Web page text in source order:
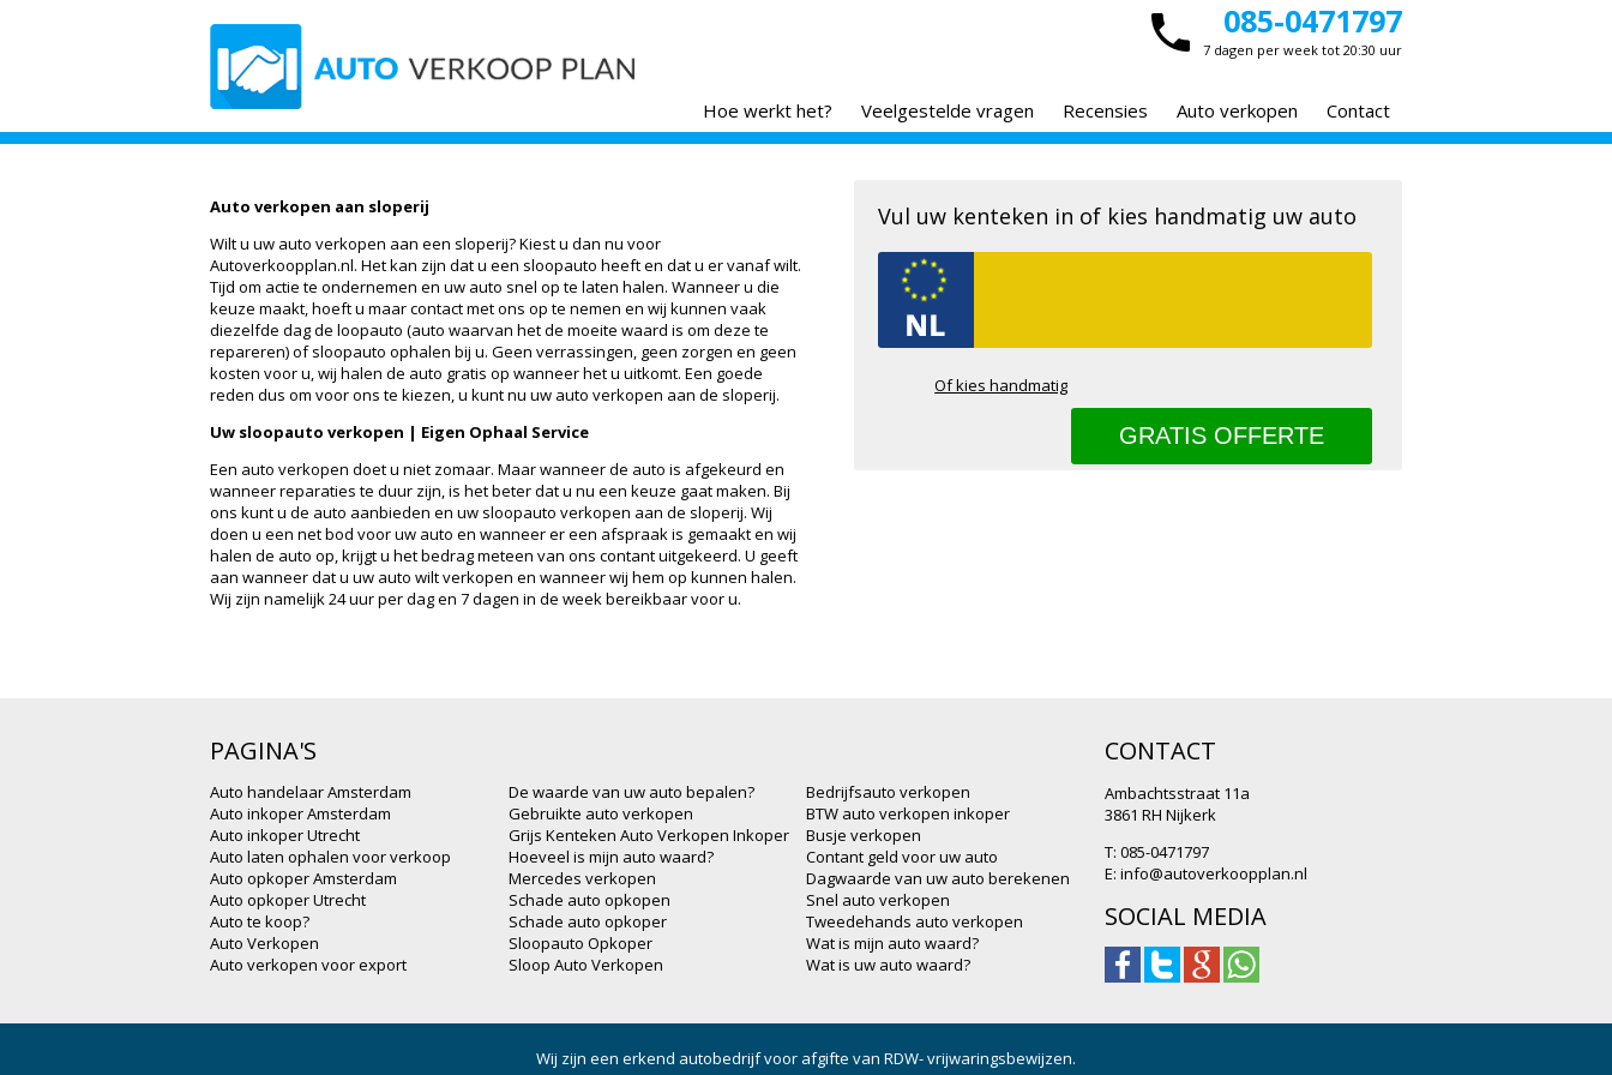
085-0471797
7 dagen per week tot 20:30 uur
Hoe werkt het? Veelgestelde vragen Recensies Auto verkopen Contact
Auto verkopen aan sloperij
Wilt u uw auto verkopen aan een sloperij? Kiest u dan nu voor
Autoverkoopplan.nl. Het kan zijn dat u een sloopauto heeft en dat u er vanaf wilt.
Tijd om actie te ondernemen en uw auto snel op te laten halen. Wanneer u die
keuze maakt, hoeft u maar contact met ons op te nemen en wij kunnen vaak
diezelfde dag de loopauto (auto waarvan het de moeite waard is om deze te
repareren) of sloopauto ophalen bij u. Geen verrassingen, geen zorgen en geen
kosten voor u, wij halen de auto gratis op wanneer het u uitkomt. Een goede
reden dus om voor ons te kiezen, u kunt nu uw auto verkopen aan de sloperij.
Uw sloopauto verkopen | Eigen Ophaal Service
Een auto verkopen doet u niet zomaar. Maar wanneer de auto is afgekeurd en
wanneer reparaties te duur zijn, is het beter dat u nu een keuze gaat maken. Bij
ons kunt u de auto aanbieden en uw sloopauto verkopen aan de sloperij. Wij
doen u een net bod voor uw auto en wanneer er een afspraak is gemaakt en wij
halen de auto op, krijgt u het bedrag meteen van ons contant uitgekeerd. U geeft
aan wanneer dat u uw auto wilt verkopen en wanneer wij hem op kunnen halen.
Wij zijn namelijk 24 uur per dag en 7 dagen in de week bereikbaar voor u.
Vul uw kenteken in of kies handmatig uw auto
Of kies handmatig
PAGINA'S
Auto handelaar Amsterdam
Auto inkoper Amsterdam
Auto inkoper Utrecht
Auto laten ophalen voor verkoop
Auto opkoper Amsterdam
Auto opkoper Utrecht
Auto te koop?
Auto Verkopen
Auto verkopen voor export
De waarde van uw auto bepalen?
Gebruikte auto verkopen
Grijs Kenteken Auto Verkopen Inkoper
Hoeveel is mijn auto waard?
Mercedes verkopen
Schade auto opkopen
Schade auto opkoper
Sloopauto Opkoper
Sloop Auto Verkopen
Bedrijfsauto verkopen
BTW auto verkopen inkoper
Busje verkopen
Contant geld voor uw auto
Dagwaarde van uw auto berekenen
Snel auto verkopen
Tweedehands auto verkopen
Wat is mijn auto waard?
Wat is uw auto waard?
CONTACT
Ambachtsstraat 11a
3861 RH Nijkerk
T: 085-0471797
E: info@autoverkoopplan.nl
SOCIAL MEDIA
Wij zijn een erkend autobedrijf voor afgifte van RDW- vrijwaringsbewijzen.